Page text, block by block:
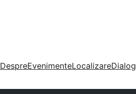
DespreEvenimenteLocalizareDialog